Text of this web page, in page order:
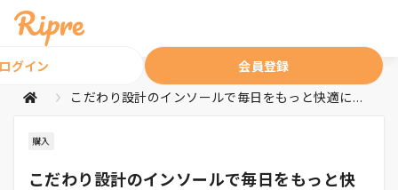
グイン 会員登録
こだわり設計のインソールで毎日をもっと快適に☆Pitsole
購入
こだわり設計のインソールで毎日をもっと快